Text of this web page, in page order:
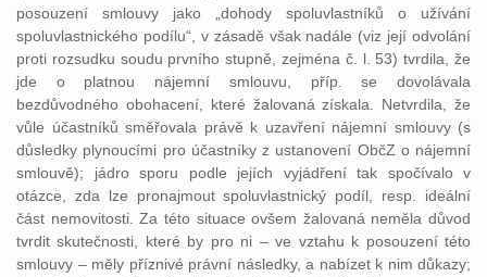
posouzení smlouvy jako „dohody spoluvlastníků o užívání
spoluvlastnického podílu“, v zásadě však nadále (viz její odvolání
proti rozsudku soudu prvního stupně, zejména č. l. 53) tvrdila, že
jde o platnou nájemní smlouvu, příp. se dovolávala
bezdůvodného obohacení, které žalovaná získala. Netvrdila, že
vůle účastníků směřovala právě k uzavření nájemní smlouvy (s
důsledky plynoucími pro účastníky z ustanovení ObčZ o nájemní
smlouvě); jádro sporu podle jejích vyjádření tak spočívalo v
otázce, zda lze pronajmout spoluvlastnický podíl, resp. ideální
část nemovitosti. Za této situace ovšem žalovaná neměla důvod
tvrdit skutečnosti, které by pro ni – ve vztahu k posouzení této
smlouvy – měly příznivé právní následky, a nabízet k nim důkazy;